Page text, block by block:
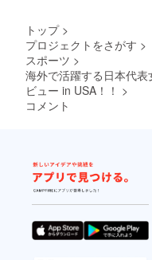
トップ >
プロジェクトをさがす >
スポーツ >
海外で活躍する日本代
ビュー in USA！！ >
コメント